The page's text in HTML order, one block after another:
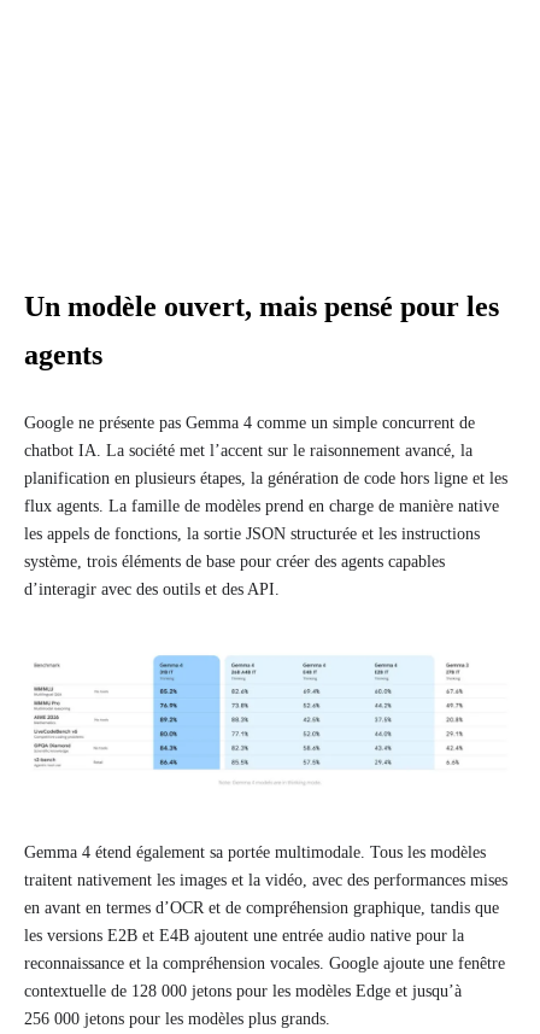
Un modèle ouvert, mais pensé pour les
agents
Google ne présente pas Gemma 4 comme un simple concurrent de
chatbot IA. La société met l’accent sur le raisonnement avancé, la
planification en plusieurs étapes, la génération de code hors ligne et les
flux agents. La famille de modèles prend en charge de manière native
les appels de fonctions, la sortie JSON structurée et les instructions
système, trois éléments de base pour créer des agents capables
d’interagir avec des outils et des API.
Gemma 4 étend également sa portée multimodale. Tous les modèles
traitent nativement les images et la vidéo, avec des performances mises
en avant en termes d’OCR et de compréhension graphique, tandis que
les versions E2B et E4B ajoutent une entrée audio native pour la
reconnaissance et la compréhension vocales. Google ajoute une fenêtre
contextuelle de 128 000 jetons pour les modèles Edge et jusqu’à
256 000 jetons pour les modèles plus grands.